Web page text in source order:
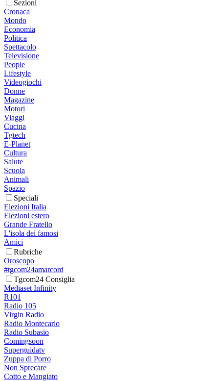
Sezioni
Cronaca
Mondo
Economia
Politica
Spettacolo
Televisione
People
Lifestyle
Videogiochi
Donne
Magazine
Motori
Viaggi
Cucina
Tgtech
E-Planet
Cultura
Salute
Scuola
Animali
Spazio
Speciali
Elezioni Italia
Elezioni estero
Grande Fratello
L'isola dei famosi
Amici
Rubriche
Oroscopo
#tgcom24amarcord
Tgcom24 Consiglia
Mediaset Infinity
R101
Radio 105
Virgin Radio
Radio Montecarlo
Radio Subasio
Comingsoon
Superguidatv
Zuppa di Porro
Non Sprecare
Cotto e Mangiato